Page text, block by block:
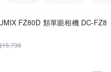
FZ80D 類單眼相機 DC-FZ8
16,736